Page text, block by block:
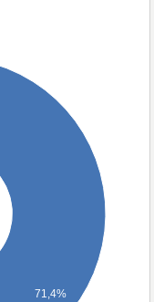
71,4%